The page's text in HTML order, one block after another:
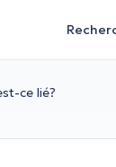
ce lié?